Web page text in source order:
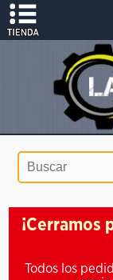
¡Cerramos
Todos los